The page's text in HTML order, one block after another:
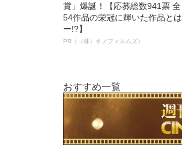
賞」爆誕！【応募総数941票 全
54作品の栄冠に輝いた作品とは
ー!?】
PR（（株）キノフィルムズ）
おすすめ一覧